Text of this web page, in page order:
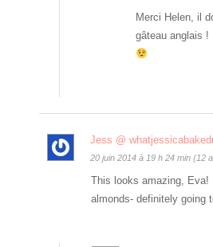
Merci Helen, il
gâteau anglais !
Jess @
20 juin 2014 à 19 h 24 min (12
This looks amazing, Eva!
almonds- definitely going